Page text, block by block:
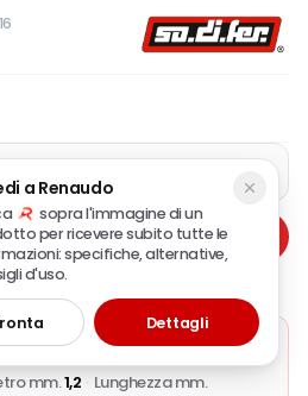
Aggiungi
Modifica
mm.1,2 · Lunghezza mm.
a Renaudo
sopra l'immagine di un
per ricevere subito tutte le
specifiche, alternative,
d'uso.
Dettagli